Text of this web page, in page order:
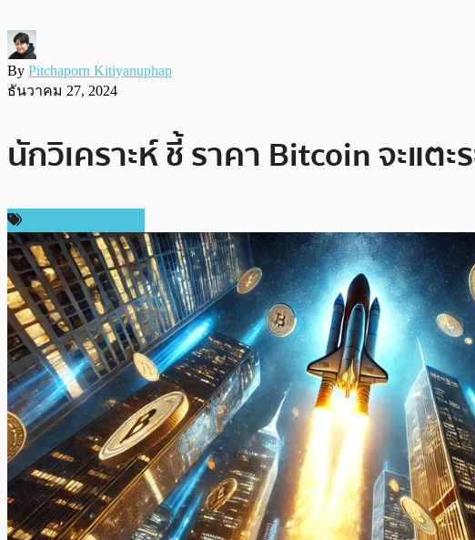
By Pitchaporn Kitiyanuphap
ธันวาคม 27, 2024
นักวิเคราะห์ ชี้ ราคา Bitcoin จะแต